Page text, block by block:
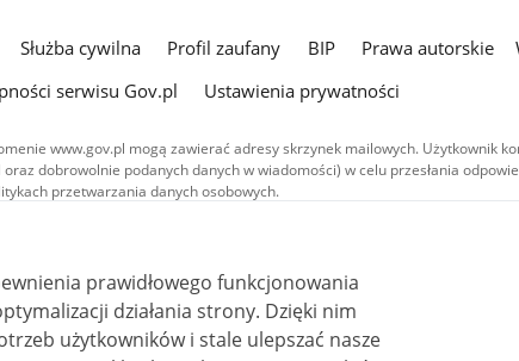
Służba cywilna Profil zaufany BIP Prawa autorskie
serwisu Gov.pl
Ustawienia prywatności
www.gov.pl mogą zawierać adresy skrzynek mailowych. Użytkownik
dobrowolnie podanych danych w wiadomości) w celu przesłania
przetwarzania danych osobowych.
publikowane w serwisie (z wyłączeniem treści audiowizualnych), są
na licencji typu Creative Commons: uznanie autorstwa - na tych samych
4.0 (CC BY-SA 4.0). Materiały audiowizualne, w tym zdjęcia, materiały
na licencji typu Creative Commons: uznanie autorstwa użycie
zależnych 4.0 (CC BY-NC-ND 4.0), o ile nie jest to stwierdzone inaczej.
prawidłowego funkcjonowania
działania strony. Dzięki nim
użytkowników i stale ulepszać nasze